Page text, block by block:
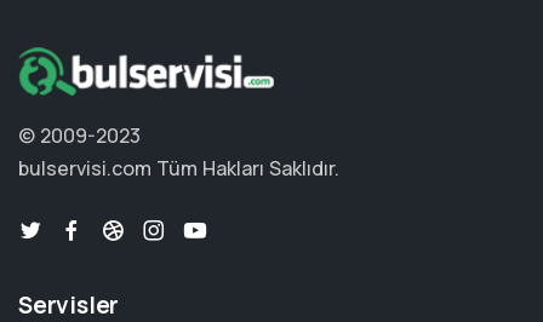
© 2009-2023
bulservisi.com Tüm Hakları Saklıdır.
Servisler